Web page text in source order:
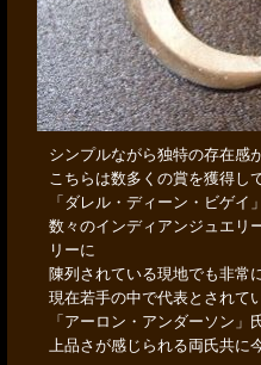
シンプルながら独特の存在感
こちらは数多くの賞を獲得し
「ダレル・ディーン・ビゲイ
数々のインディアンジュエリ
リーに
陳列されている現地でも非常
現在若手の中で代表とされて
「アーロン・アンダーソン
上品さが感じられる両氏共に